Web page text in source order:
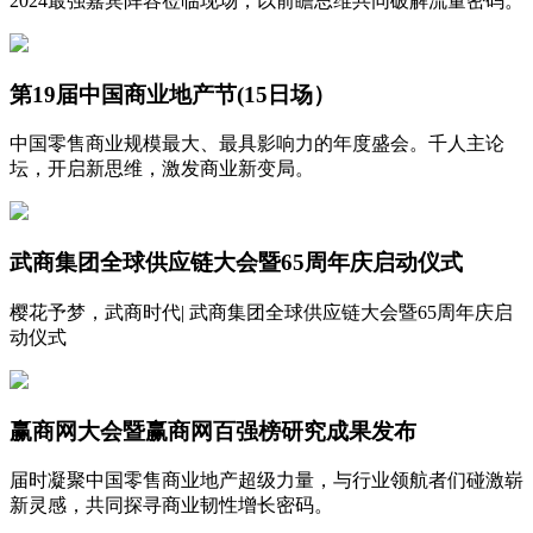
第19届中国商业地产节(15日场）
中国零售商业规模最大、最具影响力的年度盛会。千人主论
坛，开启新思维，激发商业新变局。
武商集团全球供应链大会暨65周年庆启动仪式
樱花予梦，武商时代| 武商集团全球供应链大会暨65周年庆启
动仪式
赢商网大会暨赢商网百强榜研究成果发布
届时凝聚中国零售商业地产超级力量，与行业领航者们碰激崭
新灵感，共同探寻商业韧性增长密码。